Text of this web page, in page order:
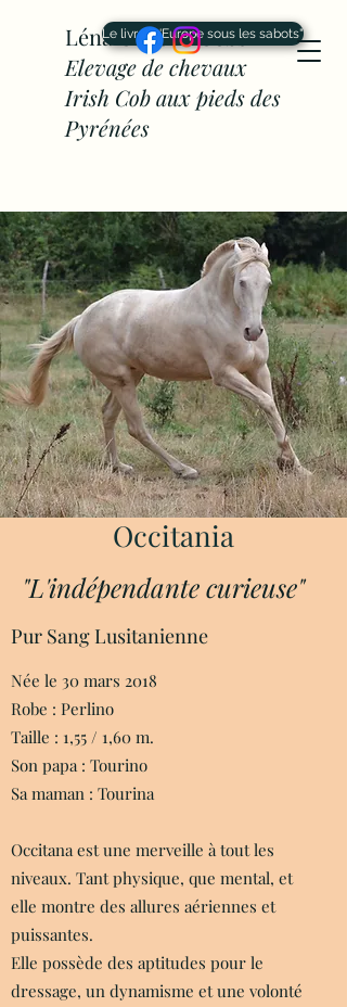
Léna Cahône Cobs -
Elevage de chevaux
Irish Cob aux pieds des
Pyrénées
Le livre "L'Europe sous les sabots"
Occitania
"L'indépendante curieuse"
Pur Sang Lusitanienne
Née le 30 mars 2018
Robe : Perlino
Taille : 1,55 / 1,60 m.
Son papa : Tourino
Sa maman : Tourina
Occitana est une merveille à tout les
niveaux. Tant physique, que mental, et
elle montre des allures aériennes et
puissantes.
Elle possède des aptitudes pour le
dressage, un dynamisme et une volonté